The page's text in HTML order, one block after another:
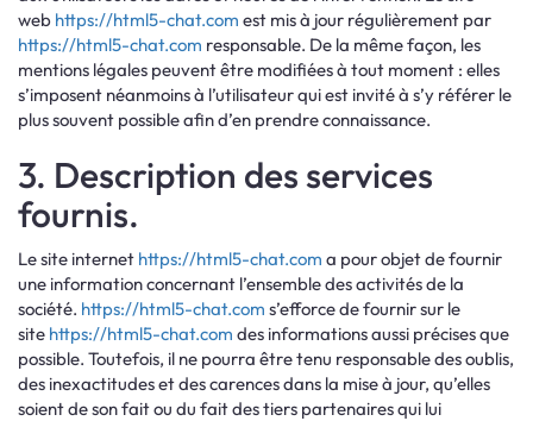
web https://html5-chat.com est mis à jour régulièrement par
https://html5-chat.com responsable. De la même façon, les
mentions légales peuvent être modifiées à tout moment : elles
s’imposent néanmoins à l’utilisateur qui est invité à s’y référer le
plus souvent possible afin d’en prendre connaissance.
3. Description des services
fournis.
Le site internet https://html5-chat.com a pour objet de fournir
une information concernant l’ensemble des activités de la
société. https://html5-chat.com s’efforce de fournir sur le
site https://html5-chat.com des informations aussi précises que
possible. Toutefois, il ne pourra être tenu responsable des oublis,
des inexactitudes et des carences dans la mise à jour, qu’elles
soient de son fait ou du fait des tiers partenaires qui lui